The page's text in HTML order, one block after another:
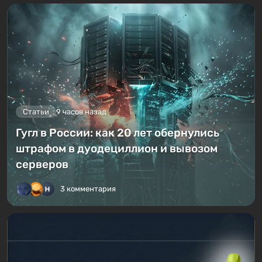
Статьи 9 часов назад
Гугл в России: как 20 лет обернулись
штрафом в дуодециллион и вывозом
серверов
3 комментария